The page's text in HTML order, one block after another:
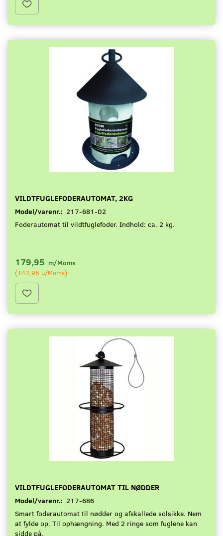
VILDTFUGLEFODERAUTOMAT, 2KG
Model/varenr.: 217-681-02
Foderautomat til vildtfuglefoder. Indhold: ca. 2 kg.
179,95 m/Moms
(143,96 u/Moms)
VILDTFUGLEFODERAUTOMAT TIL NØDDER
Model/varenr.: 217-686
Smart foderautomat til nødder og afskallede solsikke. Nem
at fylde op. Til ophængning. Med 2 ringe som fuglene kan
sidde på.